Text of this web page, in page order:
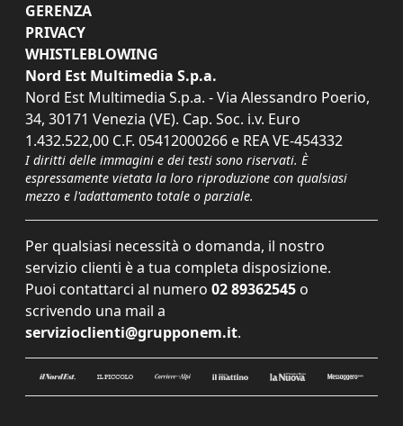
GERENZA
PRIVACY
WHISTLEBLOWING
Nord Est Multimedia S.p.a.
Nord Est Multimedia S.p.a. - Via Alessandro Poerio,
34, 30171 Venezia (VE). Cap. Soc. i.v. Euro
1.432.522,00 C.F. 05412000266 e REA VE-454332
I diritti delle immagini e dei testi sono riservati. È
espressamente vietata la loro riproduzione con qualsiasi
mezzo e l'adattamento totale o parziale.
Per qualsiasi necessità o domanda, il nostro
servizio clienti è a tua completa disposizione.
Puoi contattarci al numero 02 89362545 o
scrivendo una mail a
servizioclienti@grupponem.it.